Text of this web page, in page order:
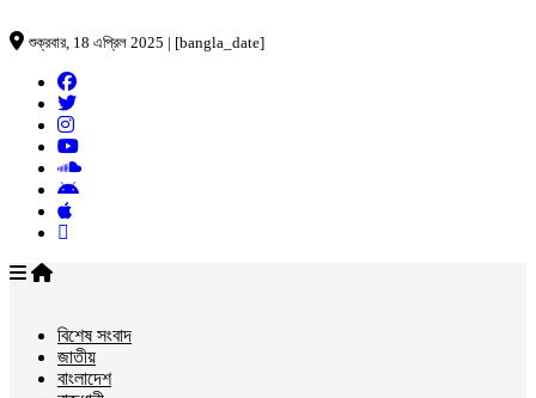
শুক্রবার, 18 এপ্রিল 2025 | [bangla_date]
বিশেষ সংবাদ
জাতীয়
বাংলাদেশ